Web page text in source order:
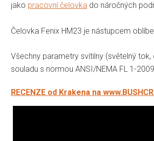
jako pracovní čelovka do náročných
Čelovka Fenix HM23 je nástupcem
Všechny parametry svítilny (světelný
souladu s normou ANSI/NEMA FL 1-
RECENZE od Krakena na www.